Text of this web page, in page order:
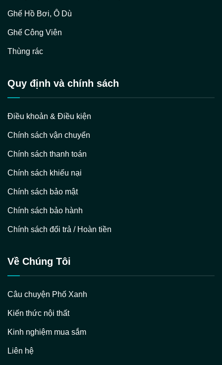
Ghế Hồ Bơi, Ô Dù
Ghế Công Viên
Thùng rác
Quy định và chính sách
Điều khoản & Điều kiện
Chính sách vận chuyển
Chính sách thanh toán
Chính sách khiếu nại
Chính sách bảo mật
Chính sách bảo hành
Chính sách đổi trả / Hoàn tiền
Về Chúng Tôi
Câu chuyện Phố Xanh
Kiến thức nội thất
Kinh nghiệm mua sắm
Liên hệ